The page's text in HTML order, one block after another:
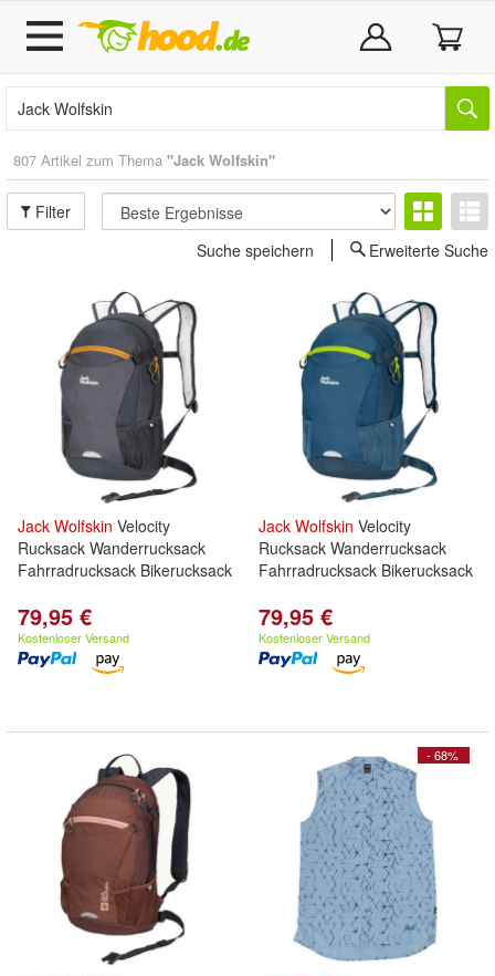
807 Artikel zum Thema "Jack Wolfskin"
Filter
Suche speichern
Erweiterte Suche
Jack Wolfskin Velocity
Rucksack Wanderrucksack
Fahrradrucksack Bikerucksack
79,95 €
Kostenloser Versand
Jack Wolfskin Velocity
Rucksack Wanderrucksack
Fahrradrucksack Bikerucksack
79,95 €
Kostenloser Versand
- 68%